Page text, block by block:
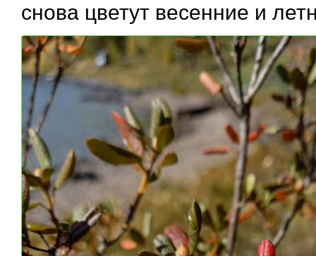
снова цветут весенние и